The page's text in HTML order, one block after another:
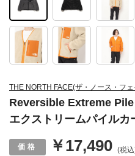
THE NORTH FACE(ザ・ノース・フ
Reversible Extreme
エクストリームパイルカ
￥17,490 (税